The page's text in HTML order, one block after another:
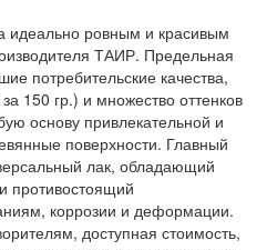
идеально ровным и красивым
ТАИР. Предельная
потребительские качества,
150 гр.) и множество оттенков
основу привлекательной и
поверхности. Главный
лак, обладающий
противостоящий
коррозии и деформации.
доступная стоимость,